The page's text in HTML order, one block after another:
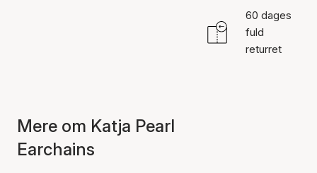
60 dages
fuld
returret
Mere om Katja Pearl
Earchains